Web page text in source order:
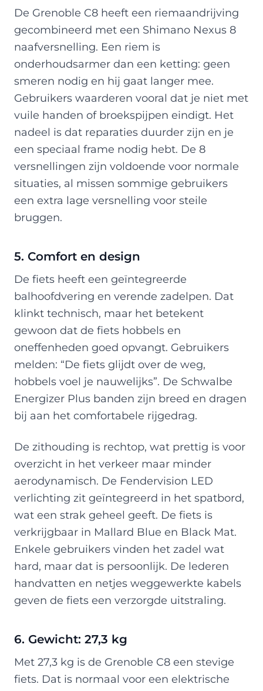
De Grenoble C8 heeft een riemaandrijving
gecombineerd met een Shimano Nexus 8
naafversnelling. Een riem is
onderhoudsarmer dan een ketting: geen
smeren nodig en hij gaat langer mee.
Gebruikers waarderen vooral dat je niet met
vuile handen of broekspijpen eindigt. Het
nadeel is dat reparaties duurder zijn en je
een speciaal frame nodig hebt. De 8
versnellingen zijn voldoende voor normale
situaties, al missen sommige gebruikers
een extra lage versnelling voor steile
bruggen.
5. Comfort en design
De fiets heeft een geïntegreerde
balhoofdvering en verende zadelpen. Dat
klinkt technisch, maar het betekent
gewoon dat de fiets hobbels en
oneffenheden goed opvangt. Gebruikers
melden: “De fiets glijdt over de weg,
hobbels voel je nauwelijks”. De Schwalbe
Energizer Plus banden zijn breed en dragen
bij aan het comfortabele rijgedrag.
De zithouding is rechtop, wat prettig is voor
overzicht in het verkeer maar minder
aerodynamisch. De Fendervision LED
verlichting zit geïntegreerd in het spatbord,
wat een strak geheel geeft. De fiets is
verkrijgbaar in Mallard Blue en Black Mat.
Enkele gebruikers vinden het zadel wat
hard, maar dat is persoonlijk. De lederen
handvatten en netjes weggewerkte kabels
geven de fiets een verzorgde uitstraling.
6. Gewicht: 27,3 kg
Met 27,3 kg is de Grenoble C8 een stevige
fiets. Dat is normaal voor een elektrische